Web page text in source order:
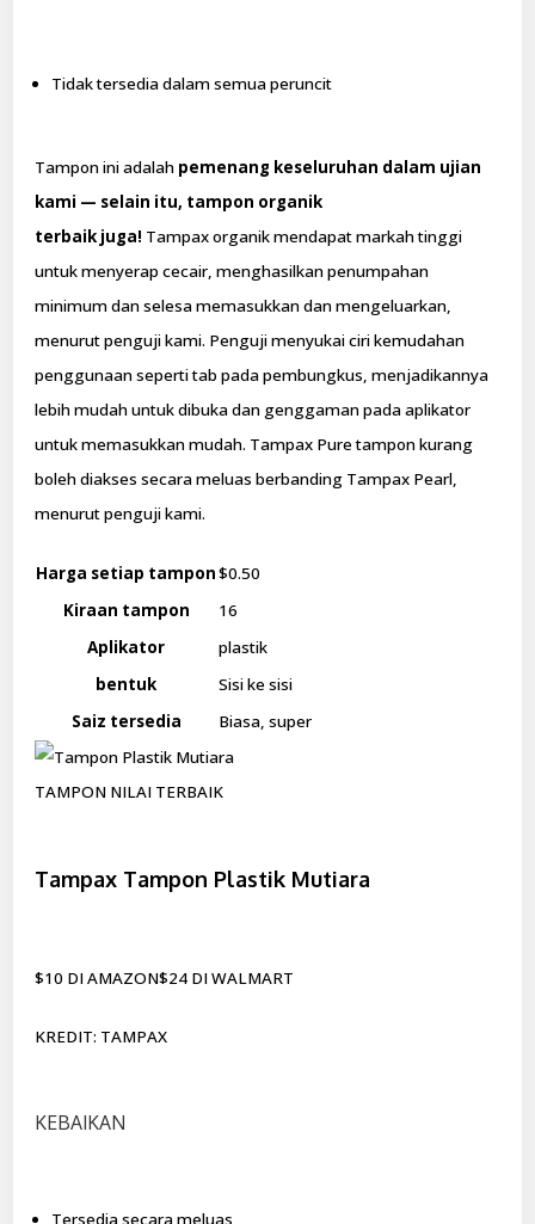
Tidak tersedia dalam semua peruncit
Tampon ini adalah pemenang keseluruhan dalam ujian
kami — selain itu, tampon organik
terbaik juga! Tampax organik mendapat markah tinggi
untuk menyerap cecair, menghasilkan penumpahan
minimum dan selesa memasukkan dan mengeluarkan,
menurut penguji kami. Penguji menyukai ciri kemudahan
penggunaan seperti tab pada pembungkus, menjadikannya
lebih mudah untuk dibuka dan genggaman pada aplikator
untuk memasukkan mudah. Tampax Pure tampon kurang
boleh diakses secara meluas berbanding Tampax Pearl,
menurut penguji kami.
Harga setiap tampon$0.50
Kiraan tampon
16
Aplikator
plastik
bentuk
Sisi ke sisi
Saiz tersedia
Biasa, super
TAMPON NILAI TERBAIK
Tampax Tampon Plastik Mutiara
$10 DI AMAZON$24 DI WALMART
KREDIT: TAMPAX
KEBAIKAN
Tersedia secara meluas